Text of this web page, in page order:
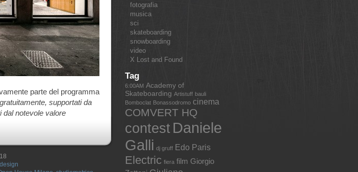
parte del programma
supportati da
dal notevole valore
design
fotografia
musica
sci
skateboarding
snowboarding
video
X Lost and Found
Tag
6:00AM Academy of
Skateboarding Artistuff bauli
Bomboclat Bonassodromo cinema
COMVERT HQ
contest Daniele
Galli dj gruff Edo Paris
Electric fiera film Giorgio